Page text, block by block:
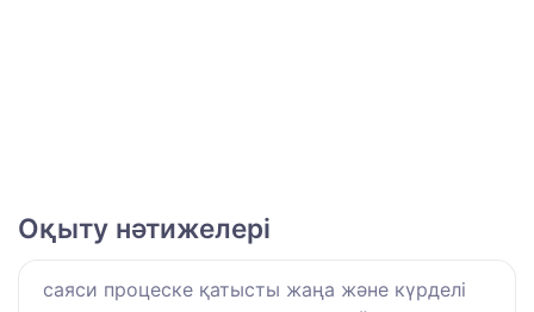
Оқыту нәтижелері
саяси процеске қатысты жаңа және күрделі